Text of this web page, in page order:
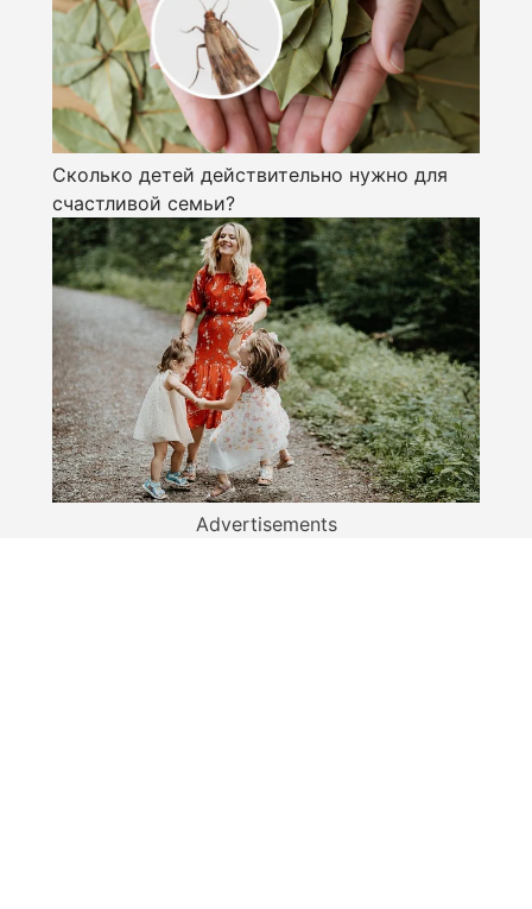
Сколько детей действительно нужно для
счастливой семьи?
Advertisements